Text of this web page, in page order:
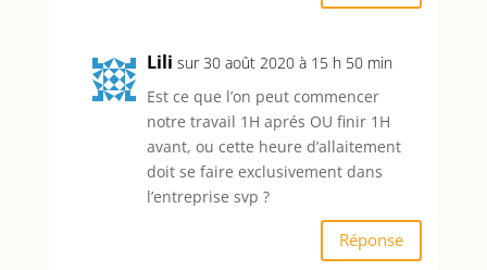
Lili sur 30 août 2020 à 15 h 50 min
Est ce que l’on peut commencer
notre travail 1H aprés OU finir 1H
avant, ou cette heure d’allaitement
doit se faire exclusivement dans
l’entreprise svp ?
Réponse